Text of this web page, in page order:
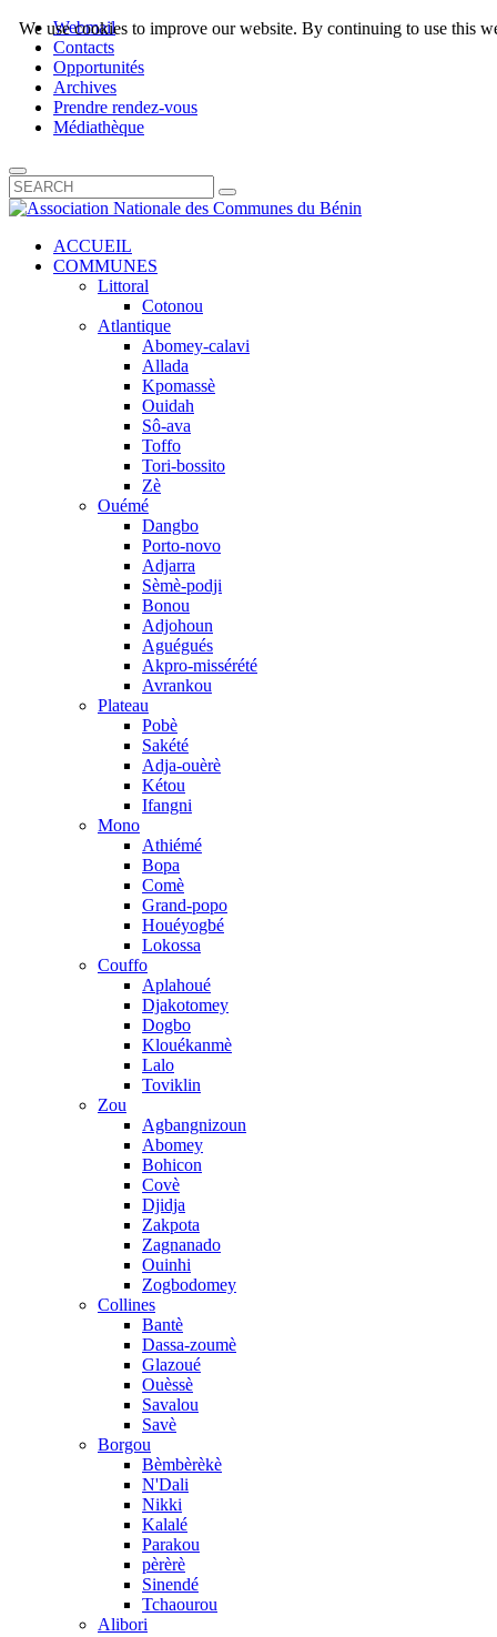
Webmail
Contacts
Opportunités
Archives
Prendre rendez-vous
Médiathèque
ACCUEIL
COMMUNES
Littoral
Cotonou
Atlantique
Abomey-calavi
Allada
Kpomassè
Ouidah
Sô-ava
Toffo
Tori-bossito
Zè
Ouémé
Dangbo
Porto-novo
Adjarra
Sèmè-podji
Bonou
Adjohoun
Aguégués
Akpro-missérété
Avrankou
Plateau
Pobè
Sakété
Adja-ouèrè
Kétou
Ifangni
Mono
Athiémé
Bopa
Comè
Grand-popo
Houéyogbé
Lokossa
Couffo
Aplahoué
Djakotomey
Dogbo
Klouékanmè
Lalo
Toviklin
Zou
Agbangnizoun
Abomey
Bohicon
Covè
Djidja
Zakpota
Zagnanado
Ouinhi
Zogbodomey
Collines
Bantè
Dassa-zoumè
Glazoué
Ouèssè
Savalou
Savè
Borgou
Bèmbèrèkè
N'Dali
Nikki
Kalalé
Parakou
pèrèrè
Sinendé
Tchaourou
Alibori
We use cookies to improve our website. By continuing to use this